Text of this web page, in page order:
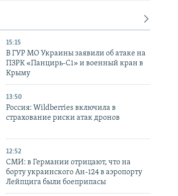
15:15
В ГУР МО Украины заявили об атаке на
ПЗРК «Панцирь-С1» и военный кран в
Крыму
13:50
Россия: Wildberries включила в
страхование риски атак дронов
12:52
СМИ: в Германии отрицают, что на
борту украинского Ан-124 в аэропорту
Лейпцига были боеприпасы